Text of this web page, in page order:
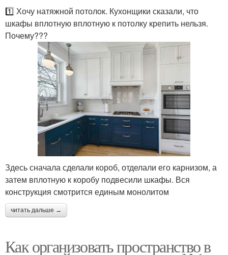
1️⃣ Хочу натяжной потолок. Кухонщики сказали, что
шкафы вплотную вплотную к потолку крепить нельзя.
Почему???
Здесь сначала сделали короб, отделали его карнизом, а
затем вплотную к коробу подвесили шкафы. Вся
конструкция смотрится единым монолитом
читать дальше →
Как организовать пространство в